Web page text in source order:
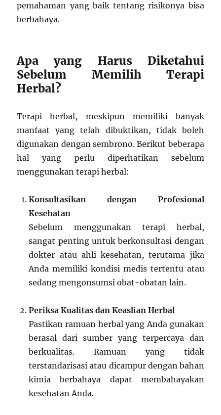
pemahaman yang baik tentang risikonya bisa
berbahaya.
Apa yang Harus Diketahui
Sebelum Memilih Terapi
Herbal?
Terapi herbal, meskipun memiliki banyak
manfaat yang telah dibuktikan, tidak boleh
digunakan dengan sembrono. Berikut beberapa
hal yang perlu diperhatikan sebelum
menggunakan terapi herbal:
Konsultasikan dengan Profesional
Kesehatan
Sebelum menggunakan terapi herbal,
sangat penting untuk berkonsultasi dengan
dokter atau ahli kesehatan, terutama jika
Anda memiliki kondisi medis tertentu atau
sedang mengonsumsi obat-obatan lain.
Periksa Kualitas dan Keaslian Herbal
Pastikan ramuan herbal yang Anda gunakan
berasal dari sumber yang terpercaya dan
berkualitas. Ramuan yang tidak
terstandarisasi atau dicampur dengan bahan
kimia berbahaya dapat membahayakan
kesehatan Anda.